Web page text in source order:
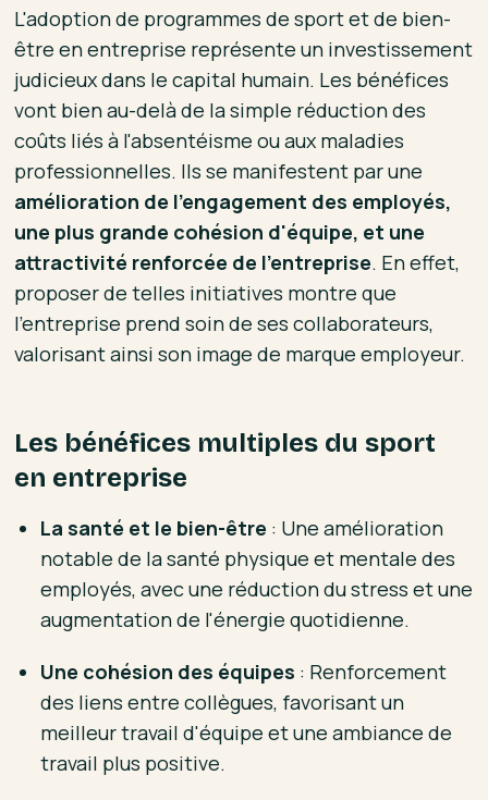
L'adoption de programmes de sport et de bien-
être en entreprise représente un investissement
judicieux dans le capital humain. Les bénéfices
vont bien au-delà de la simple réduction des
coûts liés à l'absentéisme ou aux maladies
professionnelles. Ils se manifestent par une
amélioration de l'engagement des employés,
une plus grande cohésion d'équipe, et une
attractivité renforcée de l'entreprise. En effet,
proposer de telles initiatives montre que
l'entreprise prend soin de ses collaborateurs,
valorisant ainsi son image de marque employeur.
Les bénéfices multiples du sport
en entreprise
La santé et le bien-être : Une amélioration
notable de la santé physique et mentale des
employés, avec une réduction du stress et une
augmentation de l'énergie quotidienne.
Une cohésion des équipes : Renforcement
des liens entre collègues, favorisant un
meilleur travail d'équipe et une ambiance de
travail plus positive.